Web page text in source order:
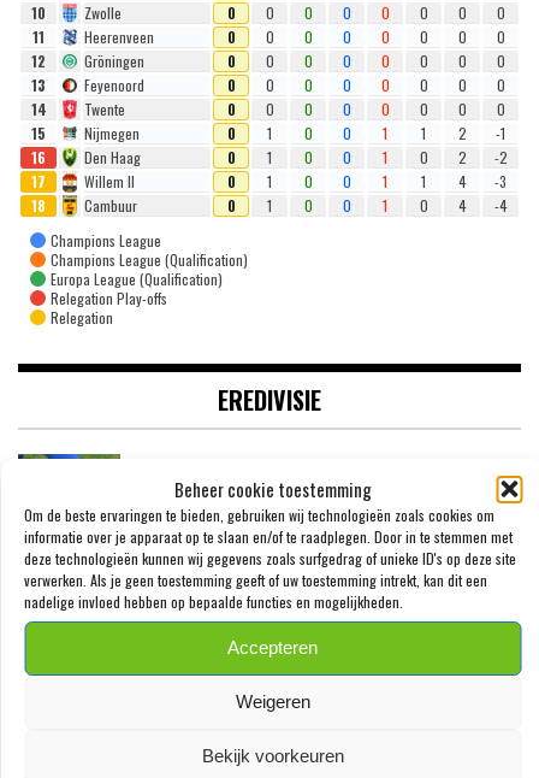
Beheer cookie toestemming
Om de beste ervaringen te bieden, gebruiken wij technologieën zoals cookies om
informatie over je apparaat op te slaan en/of te raadplegen. Door in te stemmen met
deze technologieën kunnen wij gegevens zoals surfgedrag of unieke ID's op deze site
verwerken. Als je geen toestemming geeft of uw toestemming intrekt, kan dit een
nadelige invloed hebben op bepaalde functies en mogelijkheden.
Accepteren
Weigeren
Bekijk voorkeuren
10
Zwolle 0 0 0 0 0 0 0
0
11
Heerenveen 0 0 0 0 0 0 0
0
12
Gröningen 0 0 0 0 0 0 0
0
13
Feyenoord 0 0 0 0 0 0 0
0
14
Twente 0 0 0 0 0 0 0
0
15
Nijmegen 0 1 0 0 1 1 2
-1
16
Den Haag 0 1 0 0 1 0 2
-2
17
Willem II 0 1 0 0 1 1 4
-3
18
Cambuur 0 1 0 0 1 0 4
-4
Champions League
Champions League (Qualification)
Europa League (Qualification)
Relegation Play-offs
Relegation
EREDIVISIE
WOUTER GOES ZET KRABBEL ONDER NIEUW
CONTRACT BIJ AZ
SPENZ
7 AUGUSTUS 2026
‘PSV MELDT ZICH IN ALKMAAR VOOR 24-
JARIGE TROY PARROTT’
ZIJN OOR WAS VERLOREN